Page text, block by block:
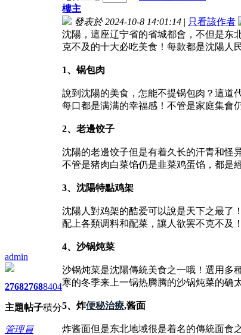
admin
2768
主題
2768
帖子
8404
積分
管理員
樓主
發表於 2024-10-8 14:01:14 | 只看該作者
沈陽，這座辽宁省的省城都會，不但是东
克不及的十大必吃美食！每款都是沈陽人
1、锅包肉
說到沈陽的美食，怎能不提锅包肉？這道
每口都是满满的幸福感！不管是家庭集會
2、老邊饺子
沈陽的老邊饺子但是有着久长的汗青和怪
不管是猪肉白菜馅仍是韭菜鸡蛋馅，都是
3、沈陽特點鸡架
沈陽人對鸡架的酷爱可以說是天下之最
配上各類调料和配菜，讓人欲罢不克不及
4、沙锅炖菜
沙锅炖菜是沈陽傳統美食之一哦！選用
寒的冬季来上一锅热腾腾的沙锅炖菜的确
5、炸便秘治療,酱面
炸酱面但是东北地域很是着名的傳統面食